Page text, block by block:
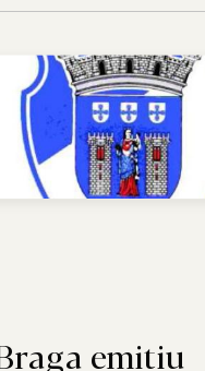
emitiu